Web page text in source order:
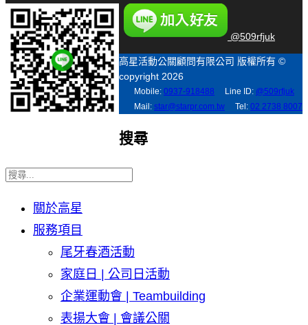
@509rfjuk
高星活動公關顧問有限公司 版權所有 ©
copyright 2026
Mobile: 0937-918488 Line ID: @509rfjuk
Mail: star@starpr.com.tw Tel: 02 2738 8007
搜尋
關於高星
服務項目
尾牙春酒活動
家庭日 | 公司日活動
企業運動會 | Teambuilding
表揚大會 | 會議公關